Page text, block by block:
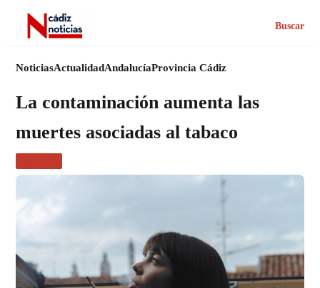
Buscar
NoticiasActualidadAndalucíaProvincia Cádiz
La contaminación aumenta las
muertes asociadas al tabaco